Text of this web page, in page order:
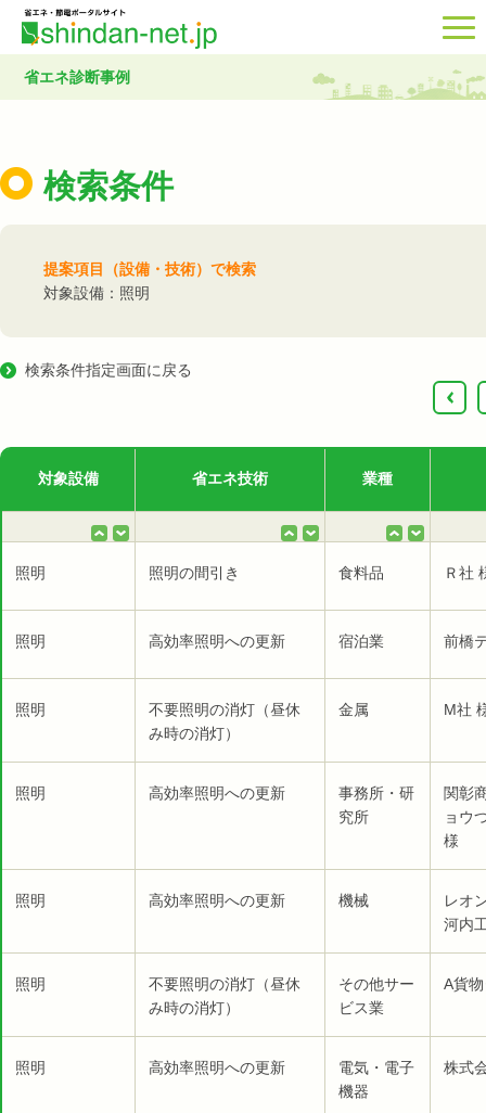
省エネ診断事例
検索条件
提案項目（設備・技術）で検索
対象設備：照明
検索条件指定画面に戻る
‹
対象設備 省エネ技術 業種
照明 照明の間引き 食料品 Ｒ社
照明 高効率照明への更新 宿泊業 前橋
照明
不要照明の消灯（昼休
み時の消灯）
金属 M社
照明 高効率照明への更新
事務所・研
究所
関彰
ョウ
様
照明 高効率照明への更新 機械
レオ
河内
照明
不要照明の消灯（昼休
み時の消灯）
その他サー
ビス業
A貨
照明 高効率照明への更新
電気・電子
機器
株式